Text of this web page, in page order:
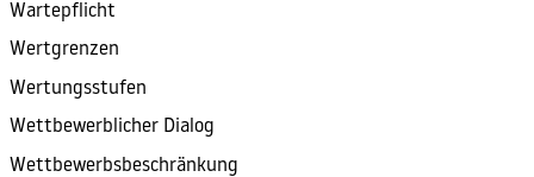
Wartepflicht
Wertgrenzen
Wertungsstufen
Wettbewerblicher Dialog
Wettbewerbsbeschränkung